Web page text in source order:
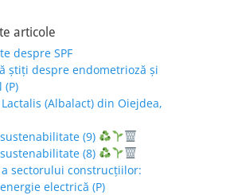
articole
despre SPF
știți despre endometrioză și
(Albalact) din Oiejdea,
(9)
(8)
a sectorului construcțiilor:
electrică (P)